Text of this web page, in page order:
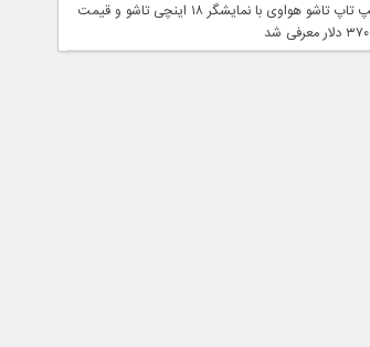
لپ تاپ تاشو هواوی با نمایشگر ۱۸ اینچی تاشو و قیمت
دلار معرفی شد